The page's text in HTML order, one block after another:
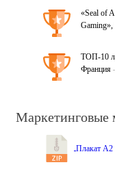
«Seal of
Gaming»,
ТОП-10
Франция
Маркетинговые
Плакат А2